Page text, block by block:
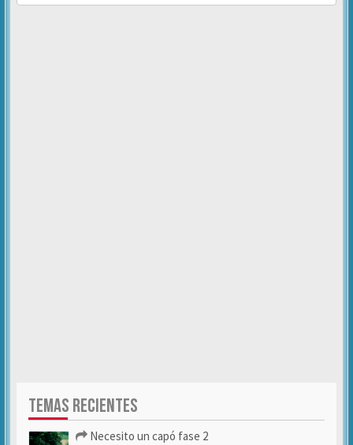
TEMAS RECIENTES
Necesito un capó fase 2